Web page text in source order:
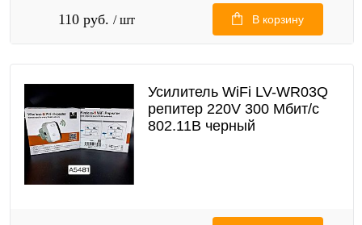
110 руб. / шт В корзину
Усилитель WiFi LV-WR03Q
репитер 220V 300 Мбит/с
802.11B черный